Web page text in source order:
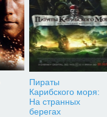
Пираты
Карибского моря:
На странных
берегах